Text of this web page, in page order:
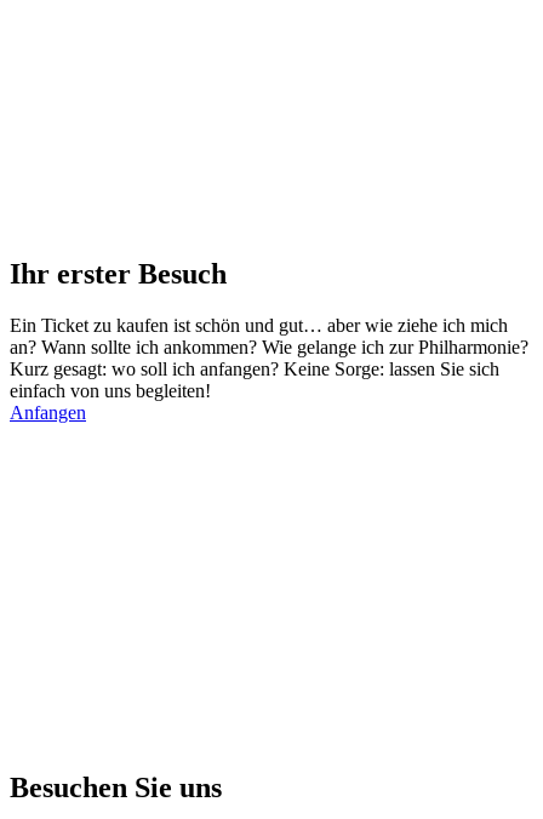
Ihr erster Besuch
Ein Ticket zu kaufen ist schön und gut… aber wie ziehe ich mich
an? Wann sollte ich ankommen? Wie gelange ich zur Philharmonie?
Kurz gesagt: wo soll ich anfangen? Keine Sorge: lassen Sie sich
einfach von uns begleiten!
Anfangen
Besuchen Sie uns